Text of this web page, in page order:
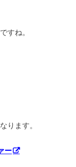
すね。
ります。
ー